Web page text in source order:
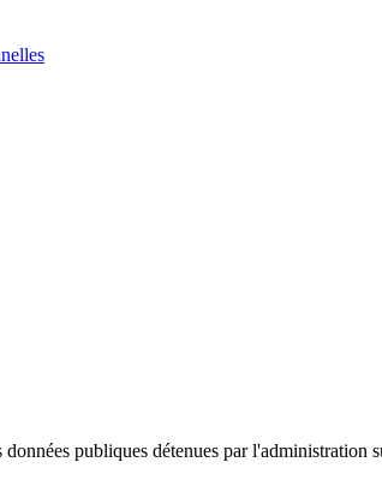
publiques détenues par l'administration